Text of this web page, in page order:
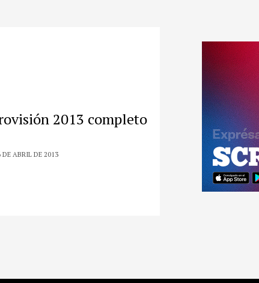
2013 completo
DE ABRIL DE 2013